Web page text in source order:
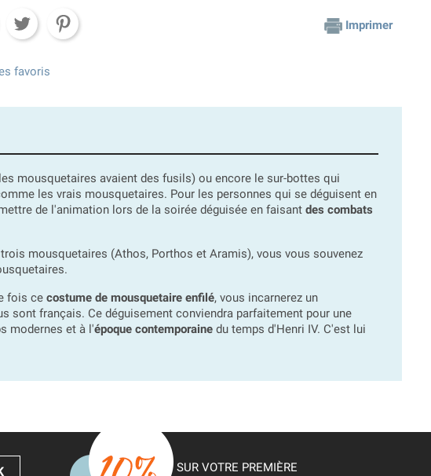
Imprimer
favoris
mousquetaires avaient des fusils) ou encore le sur-bottes qui
les vrais mousquetaires. Pour les personnes qui se déguisent en
de l'animation lors de la soirée déguisée en faisant des combats
mousquetaires (Athos, Porthos et Aramis), vous vous souvenez
fois ce costume de mousquetaire enfilé, vous incarnerez un
sont français. Ce déguisement conviendra parfaitement pour une
modernes et à l'époque contemporaine du temps d'Henri IV. C'est lui
SUR VOTRE PREMIÈRE